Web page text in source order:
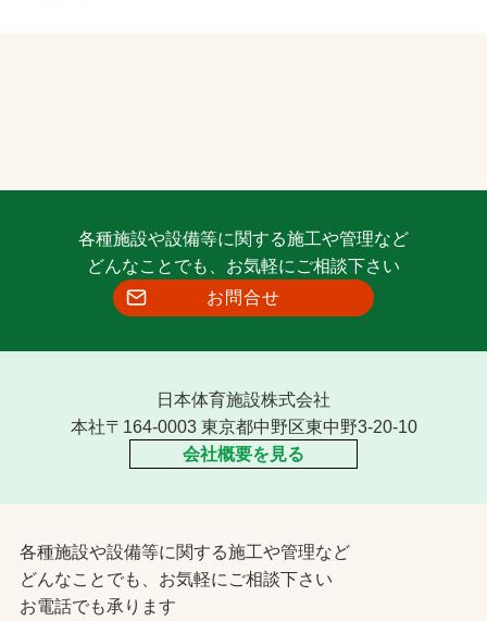
各種施設や設備等に関する施工や管理など
どんなことでも、お気軽にご相談下さい
お問合せ
日本体育施設株式会社
本社〒164-0003 東京都中野区東中野3-20-10
会社概要を見る
各種施設や設備等に関する施工や管理など
どんなことでも、お気軽にご相談下さい
お電話でも承ります